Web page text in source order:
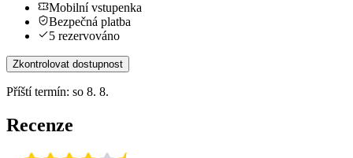
Mobilní vstupenka
Bezpečná platba
5 rezervováno
Zkontrolovat dostupnost
Příští termín: so 8. 8.
Recenze